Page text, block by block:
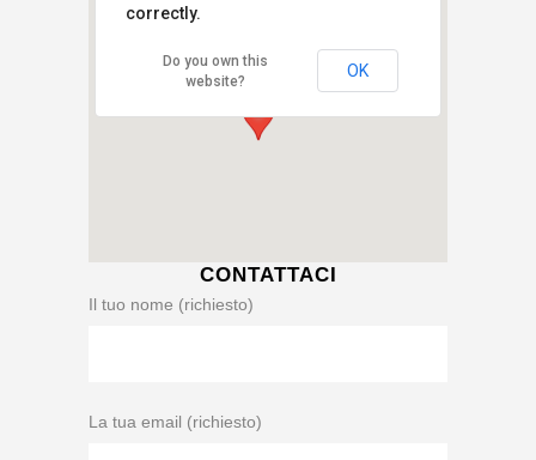
Piazza dell'Ateneo Nuovo, 1,
correctly.
Do you own this
website?
OK
CONTATTACI
Il tuo nome (richiesto)
La tua email (richiesto)